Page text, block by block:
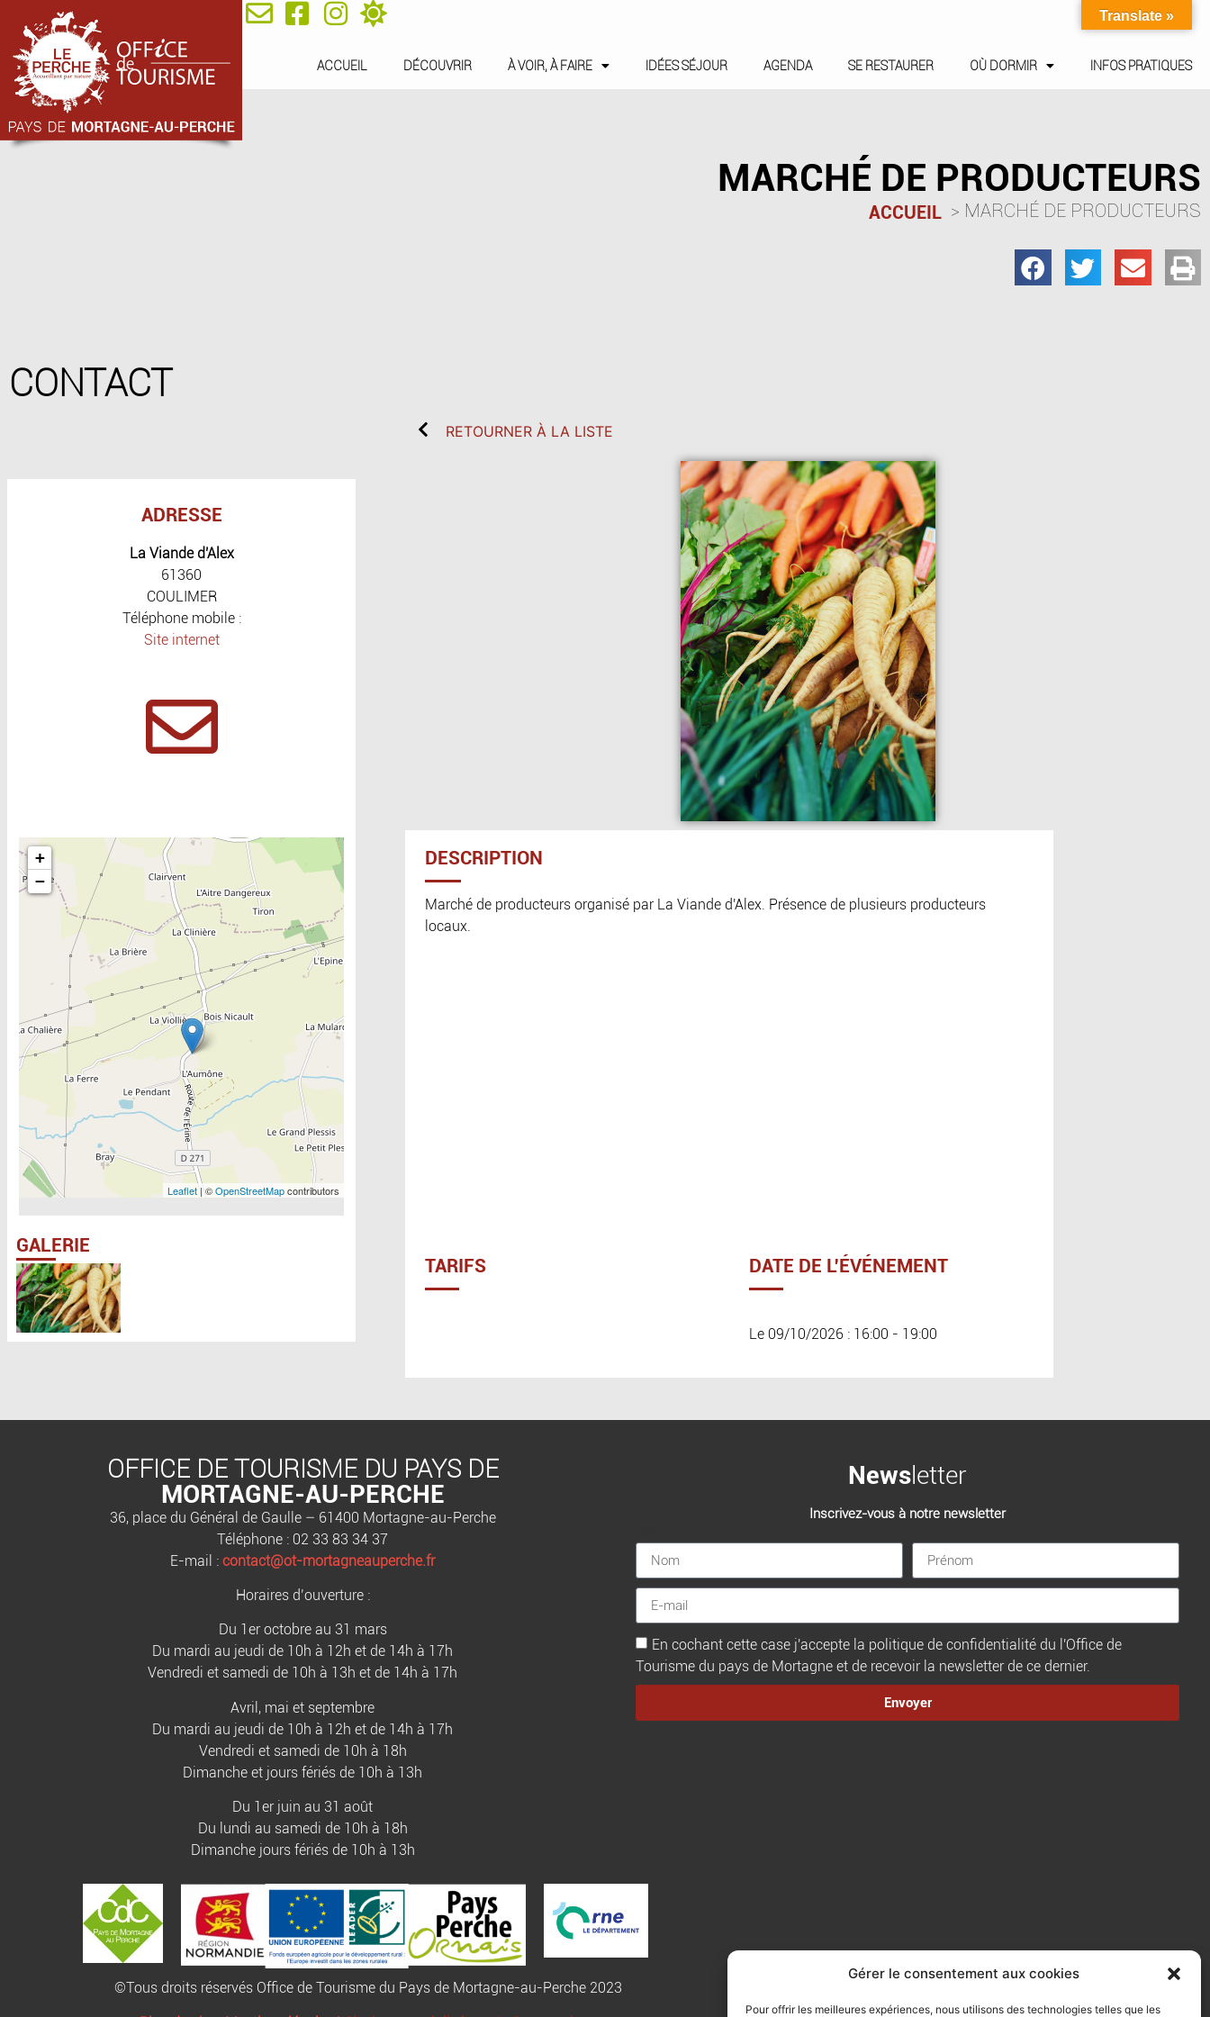
Gérer le consentement aux cookies
Pour offrir les meilleures expériences, nous utilisons des technologies telles que les
ACCUEIL DÉCOUVRIR À VOIR, À FAIRE IDÉES SÉJOUR AGENDA SE RESTAURER OÙ DORMIR INFOS PRATIQUES
MARCHÉ DE PRODUCTEURS
ACCUEIL MARCHÉ DE PRODUCTEURS
CONTACT
ADRESSE
La Viande d'Alex
61360
COULIMER
Téléphone mobile :
Site internet
Include la carte
+
−
Leaflet | ©OpenStreetMapcontributors
GALERIE
RETOURNER À LA LISTE
DESCRIPTION
Marché de producteurs organisé par La Viande d'Alex. Présence de plusieurs producteurs
locaux.
TARIFS DATE DE L'ÉVÉNEMENT
Le 09/10/2026 : 16:00 - 19:00
OFFICE DE TOURISME DU PAYS DE
MORTAGNE-AU-PERCHE
36, place du Général de Gaulle – 61400 Mortagne-au-Perche
Téléphone : 02 33 83 34 37
E-mail : contact@ot-mortagneauperche.fr
Horaires d’ouverture :
Du 1er octobre au 31 mars
Du mardi au jeudi de 10h à 12h et de 14h à 17h
Vendredi et samedi de 10h à 13h et de 14h à 17h
Avril, mai et septembre
Du mardi au jeudi de 10h à 12h et de 14h à 17h
Vendredi et samedi de 10h à 18h
Dimanche et jours fériés de 10h à 13h
Du 1er juin au 31 août
Du lundi au samedi de 10h à 18h
Dimanche jours fériés de 10h à 13h
Newsletter
Inscrivez-vous à notre newsletter
En cochant cette case j'accepte la politique de confidentialité du l'Office de
Tourisme du pays de Mortagne et de recevoir la newsletter de ce dernier.
Envoyer
©Tous droits réservés Office de Tourisme du Pays de Mortagne-au-Perche 2023
Translate »